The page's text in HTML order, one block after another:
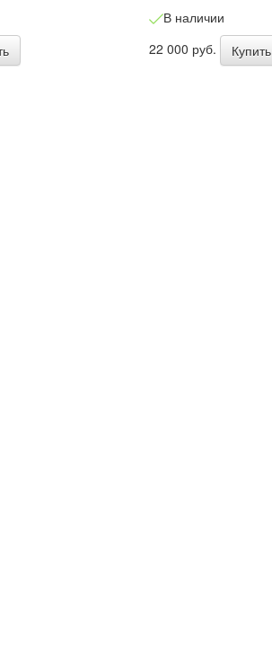
В наличии
22 000 руб.
Купить